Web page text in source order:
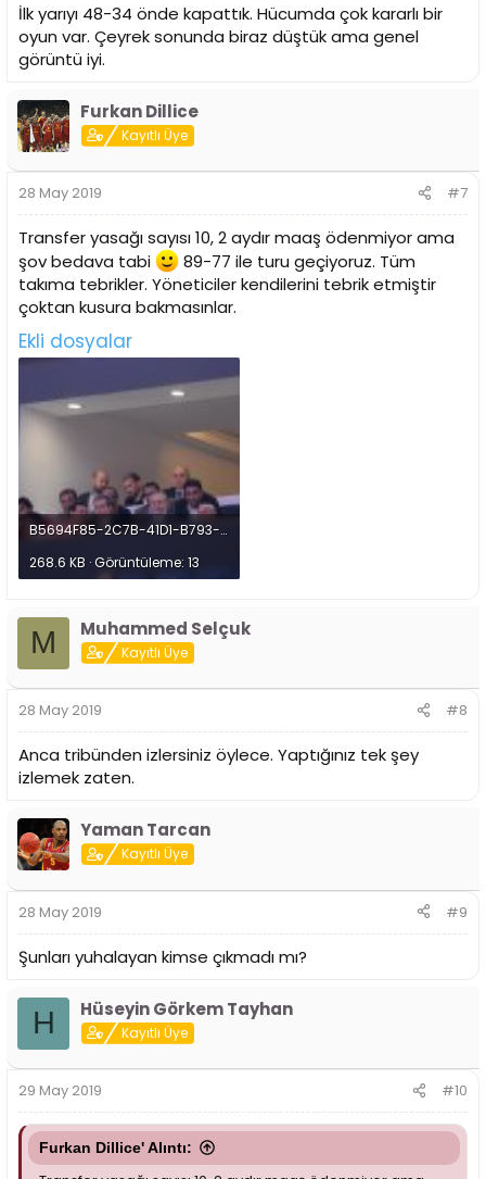
İlk yarıyı 48-34 önde kapattık. Hücumda çok kararlı bir
oyun var. Çeyrek sonunda biraz düştük ama genel
görüntü iyi.
Furkan Dillice
Kayıtlı Üye
28 May 2019 #7
Transfer yasağı sayısı 10, 2 aydır maaş ödenmiyor ama
şov bedava tabi
89-77 ile turu geçiyoruz. Tüm
takıma tebrikler. Yöneticiler kendilerini tebrik etmiştir
çoktan kusura bakmasınlar.
Ekli dosyalar
B5694F85-2C7B-41D1-B793-860719BAA359.jpeg
268.6 KB · Görüntüleme: 13
M Muhammed Selçuk
Kayıtlı Üye
28 May 2019 #8
Anca tribünden izlersiniz öylece. Yaptığınız tek şey
izlemek zaten.
Yaman Tarcan
Kayıtlı Üye
28 May 2019 #9
Şunları yuhalayan kimse çıkmadı mı?
H Hüseyin Görkem Tayhan
Kayıtlı Üye
29 May 2019 #10
Furkan Dillice' Alıntı: